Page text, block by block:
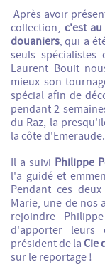
Après avoir
collection, c'est
douaniers, qui a
seuls
Laurent Bouit
mieux son
spécial afin de
pendant 2
du Raz, la
la côte d'Emeraude.
Il a suivi Philippe
l'a guidé et
Pendant ces
Marie, une de nos
rejoindre
d'apporter leurs
président de la Cie
sur le reportage !